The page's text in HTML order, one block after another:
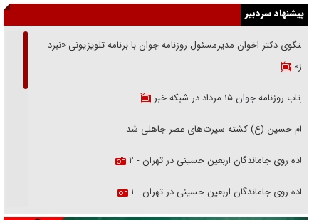
پیشنهاد سردبیر
گفتگوی دکتر اخوان مدیرمسئول روزنامه جوان با برنامه تلویزیونی «نبرد
هرمز»
بازتاب روزنامه جوان ۱۵ مرداد در شبکه خبر
امام حسین (ع) کشته سیرت‌های عصر جاهلی شد
پیاده روی جاماندگان اربعین حسینی در تهران - ۲
پیاده روی جاماندگان اربعین حسینی در تهران - ۱